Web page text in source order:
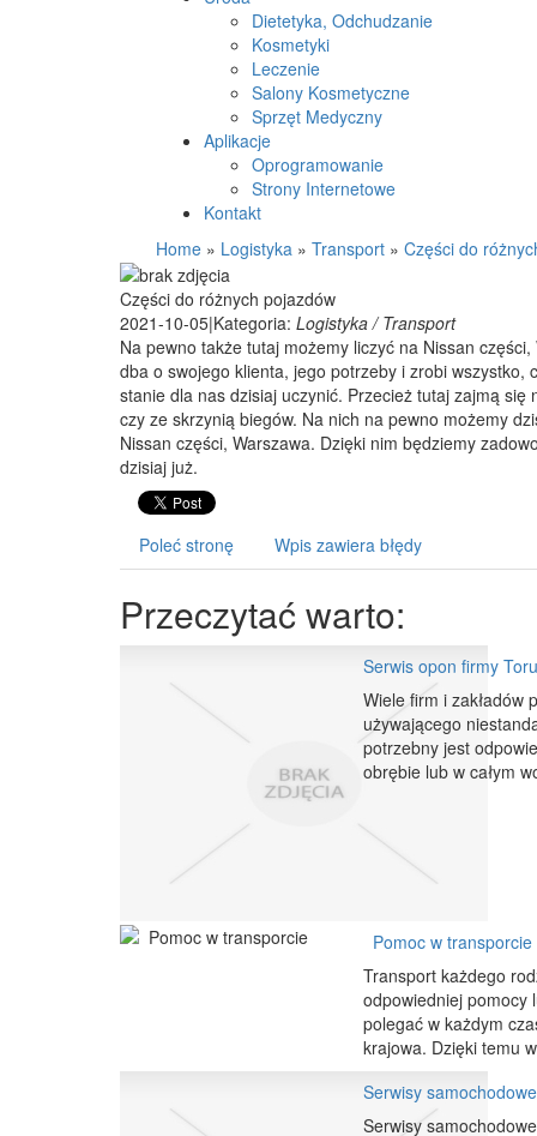
Dietetyka, Odchudzanie
Kosmetyki
Leczenie
Salony Kosmetyczne
Sprzęt Medyczny
Aplikacje
Oprogramowanie
Strony Internetowe
Kontakt
Home » Logistyka » Transport » Części do
Części do różnych pojazdów
2021-10-05|Kategoria: Logistyka / Transport
Na pewno także tutaj możemy liczyć na Nissan
dba o swojego klienta, jego potrzeby i zrobi
stanie dla nas dzisiaj uczynić. Przecież tutaj zajmą
czy ze skrzynią biegów. Na nich na pewno możemy
Nissan części, Warszawa. Dzięki nim będziemy
dzisiaj już.
Poleć stronę Wpis zawiera błędy
Przeczytać warto:
Serwis opon firmy
Wiele firm i zakładów
używającego
potrzebny jest
obrębie lub w całym
Pomoc w transporcie
Transport każdego
odpowiedniej pomocy
polegać w każdym
krajowa. Dzięki temu
Serwisy
Serwisy